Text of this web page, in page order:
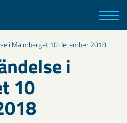
i Malmberget 10 december 2018
i
10